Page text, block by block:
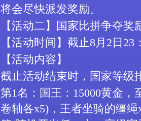
将会尽快派发奖励。
【活动二】国家比拼争夺奖
【活动时间】截止8 月 2 日 23
【活动内容】
截止活动结束时，国家等级
第1名：国王： 15000黄金，
卷轴各x5)，王者坐骑的缰绳